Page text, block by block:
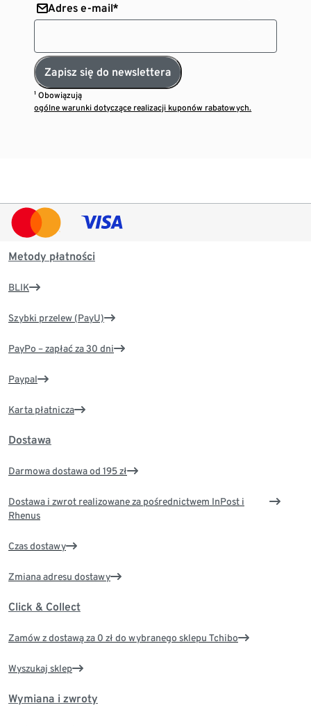
Adres e-mail*
Zapisz się do newslettera
¹ Obowiązują
ogólne warunki dotyczące realizacji kuponów rabatowych.
Metody płatności
BLIK
Szybki przelew (PayU)
PayPo – zapłać za 30 dni
Paypal
Karta płatnicza
Dostawa
Darmowa dostawa od 195 zł
Dostawa i zwrot realizowane za pośrednictwem InPost i
Rhenus
Czas dostawy
Zmiana adresu dostawy
Click & Collect
Zamów z dostawą za 0 zł do wybranego sklepu Tchibo
Wyszukaj sklep
Wymiana i zwroty